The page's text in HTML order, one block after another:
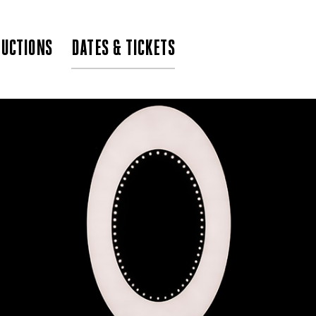
DATES & TICKETS